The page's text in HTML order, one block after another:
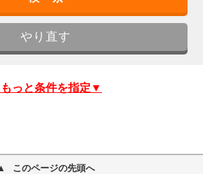
っと条件を指定▼
このページの先頭へ